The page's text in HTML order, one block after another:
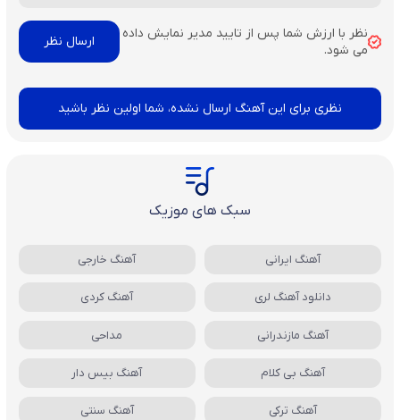
نظر با ارزش شما پس از تایید مدیر نمایش داده
می شود.
نظری برای این آهنگ ارسال نشده، شما اولین نظر باشید
سبک های موزیک
آهنگ ایرانی آهنگ خارجی
دانلود آهنگ لری آهنگ کردی
آهنگ مازندرانی مداحی
آهنگ بی کلام آهنگ بیس دار
آهنگ ترکی آهنگ سنتی